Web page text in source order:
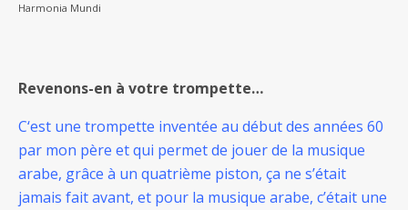
Harmonia Mundi
Revenons-en à votre trompette…
C‘est une trompette inventée au début des années 60
par mon père et qui permet de jouer de la musique
arabe, grâce à un quatrième piston, ça ne s’était
jamais fait avant, et pour la musique arabe, c’était une